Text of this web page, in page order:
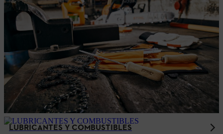
LUBRICANTES Y COMBUSTIBLES